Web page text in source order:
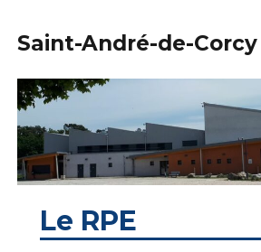
Saint-André-de-Corcy
Le RPE